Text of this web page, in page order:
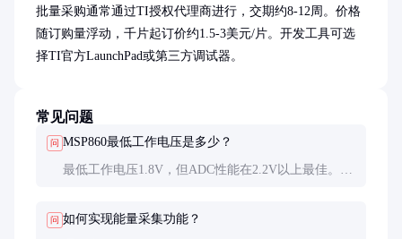
批量采购通常通过TI授权代理商进行，交期约8-12周。价格
随订购量浮动，千片起订价约1.5-3美元/片。开发工具可选
择TI官方LaunchPad或第三方调试器。
常见问题
问 MSP860最低工作电压是多少？
最低工作电压1.8V，但ADC性能在2.2V以上最佳。超
问 如何实现能量采集功能？